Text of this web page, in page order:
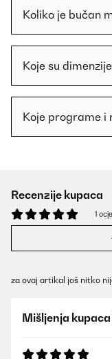
Koliko je bučan
Koje su
Koje programe i
Recenzije kupaca
1
za ovaj artikal još nitko
Mišljenja